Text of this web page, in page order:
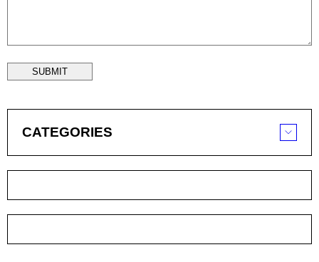
SUBMIT
CATEGORIES